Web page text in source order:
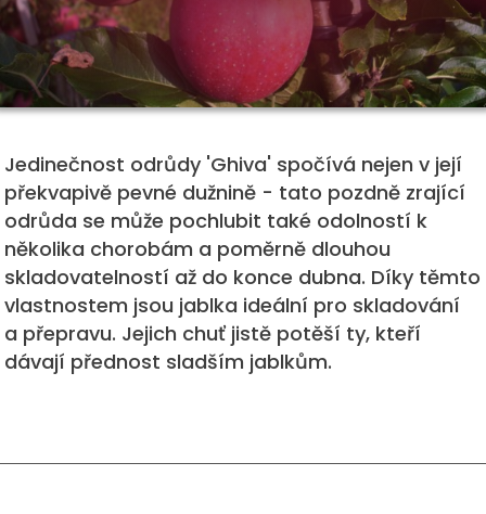
Jedinečnost odrůdy 'Ghiva' spočívá nejen v její
překvapivě pevné dužnině - tato pozdně zrající
odrůda se může pochlubit také odolností k
několika chorobám a poměrně dlouhou
skladovatelností až do konce dubna. Díky těmto
vlastnostem jsou jablka ideální pro skladování
a přepravu. Jejich chuť jistě potěší ty, kteří
dávají přednost sladším jablkům.